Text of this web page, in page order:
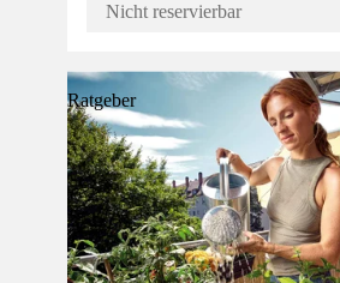
Nicht reservierbar
Ratgeber